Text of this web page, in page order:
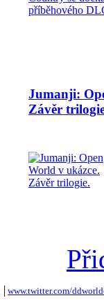
Jumanji:
Závěr
www.twitter.com/